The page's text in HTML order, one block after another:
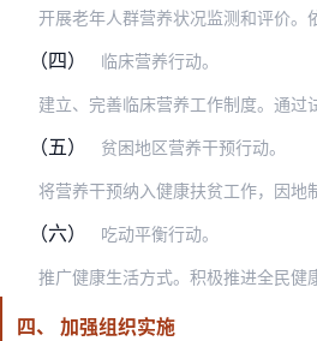
（四）
临床营养行动。
（五）
贫困地区营养干预行动。
（六）
吃动平衡行动。
四、 加强组织实施